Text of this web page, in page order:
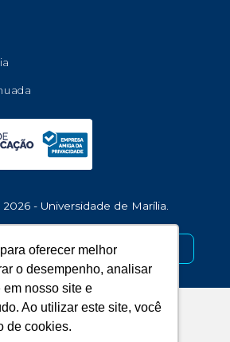
oferecer melhor
o desempenho, analisar
nosso site e
Ao utilizar este site, você
de cookies.
- Universidade de Marília.
Desenvolvido por